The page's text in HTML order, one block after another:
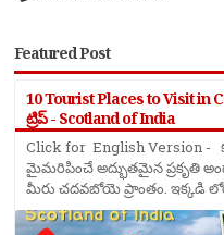
Featured Post
10 Tourist Places to Visit in
ట్రిప్ - Scotland of India
Click for English Version -
మైమరిపించే అద్భుతమైన ప్రకృతి
మీరు చదవబోయె ప్రాంతం. ఇక్కడి